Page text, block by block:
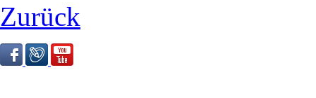
Zurück